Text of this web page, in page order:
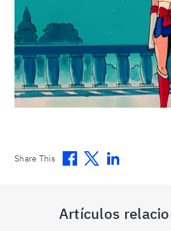
Share This Facebook
TwitterLinkedin
Artículos